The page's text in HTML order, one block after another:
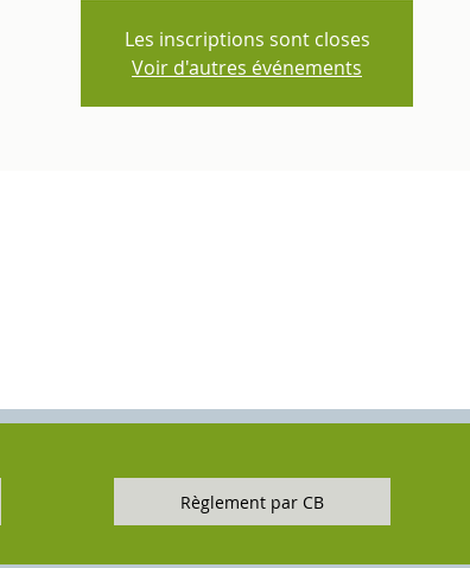
Les inscriptions sont closes
Voir d'autres événements
Règlement par CB